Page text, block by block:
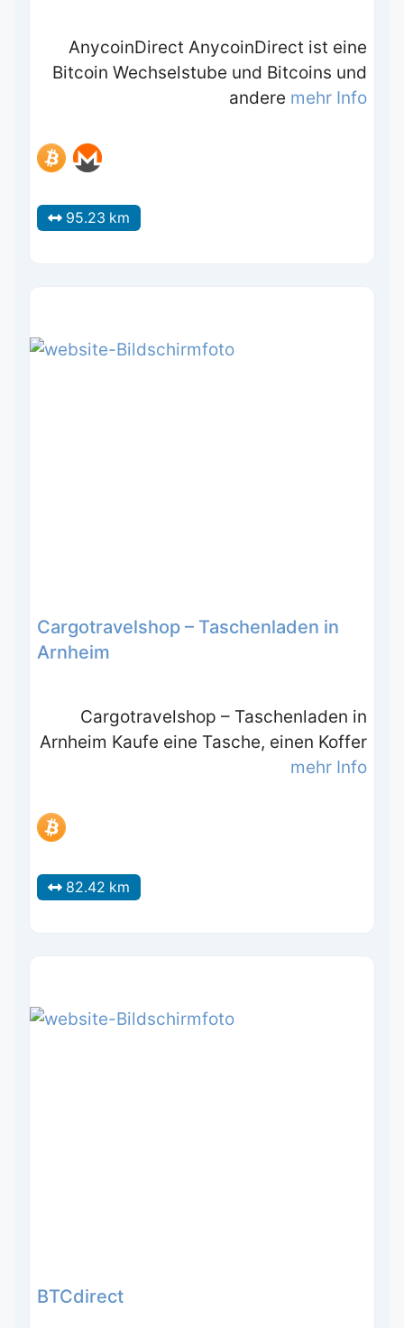
AnycoinDirect AnycoinDirect ist eine
Bitcoin Wechselstube und Bitcoins und
andere mehr Info
95.23 km
Cargotravelshop – Taschenladen in
Arnheim
Cargotravelshop – Taschenladen in
Arnheim Kaufe eine Tasche, einen Koffer
mehr Info
82.42 km
BTCdirect